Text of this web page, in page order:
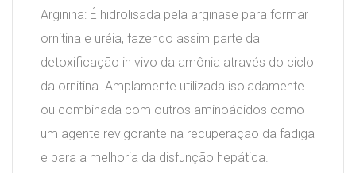
Arginina: É hidrolisada pela arginase para formar
ornitina e uréia, fazendo assim parte da
detoxificação in vivo da amônia através do ciclo
da ornitina. Amplamente utilizada isoladamente
ou combinada com outros aminoácidos como
um agente revigorante na recuperação da fadiga
e para a melhoria da disfunção hepática.